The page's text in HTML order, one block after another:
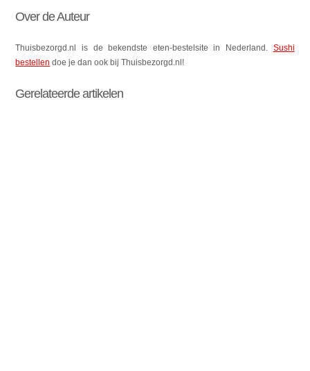
Over de Auteur
Thuisbezorgd.nl is de bekendste eten-bestelsite in Nederland. Sushi
bestellen doe je dan ook bij Thuisbezorgd.nl!
Gerelateerde artikelen